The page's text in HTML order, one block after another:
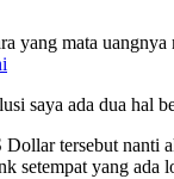
yang mata
saya ada dua hal
tersebut nanti
setempat yang ada